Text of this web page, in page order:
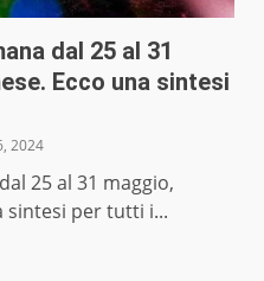
dal 25 al 31
Ecco una sintesi
2024
25 al 31 maggio,
sintesi per tutti i...